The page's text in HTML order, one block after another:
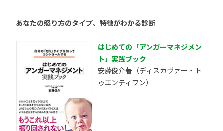
あなたの怒り方のタイプ、特徴がわかる診断
はじめての「アンガーマネジメン
ト」実践ブック
安藤俊介著（ディスカヴァー・ト
ゥエンティワン）